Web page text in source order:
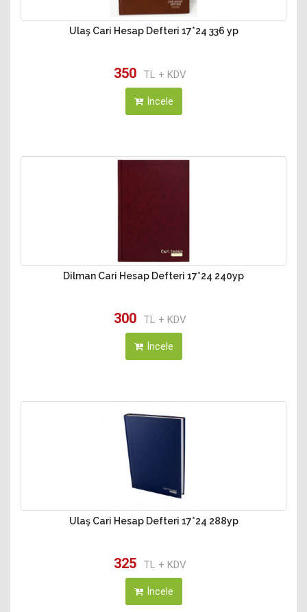
Ulaş Cari Hesap Defteri 17*24 336 yp
350 TL + KDV
İncele
Dilman Cari Hesap Defteri 17*24 240yp
300 TL + KDV
İncele
Ulaş Cari Hesap Defteri 17*24 288yp
325 TL + KDV
İncele